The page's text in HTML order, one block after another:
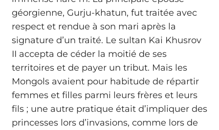
géorgienne, Gurju-khatun, fut traitée avec
respect et rendue à son mari après la
signature d’un traité. Le sultan Kai Khusrov
II accepta de céder la moitié de ses
territoires et de payer un tribut. Mais les
Mongols avaient pour habitude de répartir
femmes et filles parmi leurs frères et leurs
fils ; une autre pratique était d’impliquer des
princesses lors d’invasions, comme lors de